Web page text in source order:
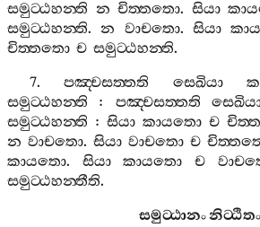
සමුට‍්ඨහන‍්ති න චිත‍්තතො. සියා
සමුට‍්ඨහන‍්ති.න වාචතො. සියා
චිත‍්තතො ච සමුට‍්ඨහන‍්ති.
7.පඤ‍්චසත‍්තති සෙඛියා
සමුට‍්ඨහන‍්ති : පඤ‍්චසත‍්තති
සමුට‍්ඨහන‍්ති :සියා කායතො ච
න වාචතො. සියා වාචතො ච
කායතො. සියා කායතො ච
සමුට‍්ඨහන‍්තීති.
සමුට‍්ඨානංනිට‍්ඨිතං